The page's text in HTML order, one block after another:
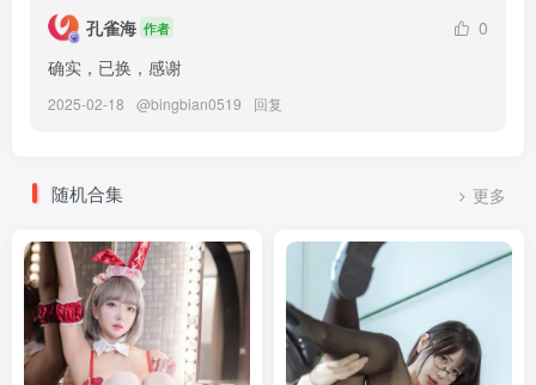
006.[Yo-U] Zia (지아) – Home 02[67P1V-775M]
004.[Yo-U] YeonJju YJ Vol.4 Morning [93P2V-1.34G]
003.[Yo-U] YeonJju YJ Vol.2 [83P-1.5G]
002.[Yo-U] YeonJju YJ – Vol.3 Natural [74P1V-1G]
孔雀海 作者
0
确实，已换，感谢
2025-02-18 @bingbian0519 回复
随机合集 更多